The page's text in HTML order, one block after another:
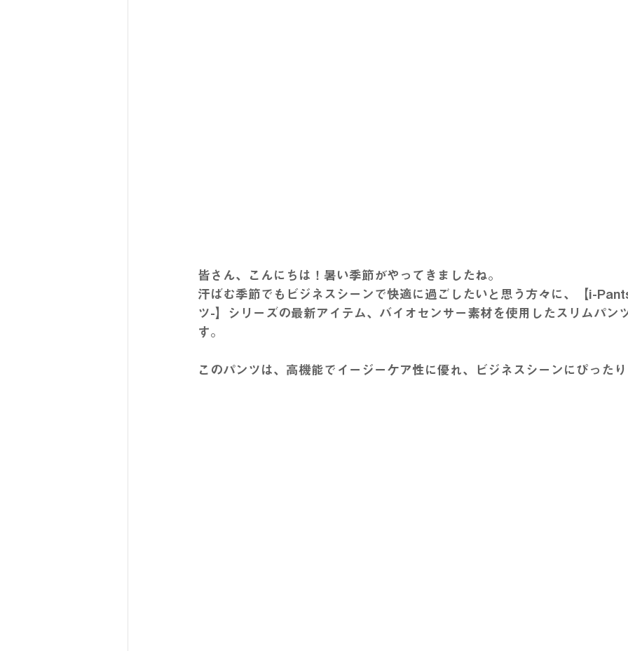
皆さん、こんにちは！暑い季節がやってきましたね。
汗ばむ季節でもビジネスシーンで快適に過ごしたいと思う方々に、【i-
ツ-】シリーズの最新アイテム、バイオセンサー素材を使用したスリムパン
す。
このパンツは、高機能でイージーケア性に優れ、ビジネスシーンにぴった